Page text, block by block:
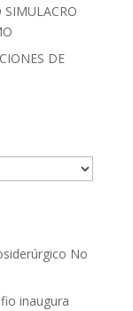
SIMULACRO
DE
No
inaugura